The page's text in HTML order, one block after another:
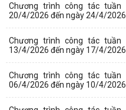
Chương trình công tác
20/4/2026 đến ngày 24/4/2026
Chương trình công tác
13/4/2026 đến ngày 17/4/2026
Chương trình công tác
06/4/2026 đến ngày 10/4/2026